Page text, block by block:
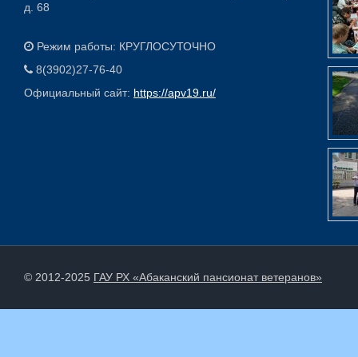
д. 68
Режим работы: КРУГЛОСУТОЧНО
8(3902)27-76-40
Официальный сайт: https://apv19.ru/
© 2012-2025 ГАУ РХ «Абаканский пансионат ветеранов»